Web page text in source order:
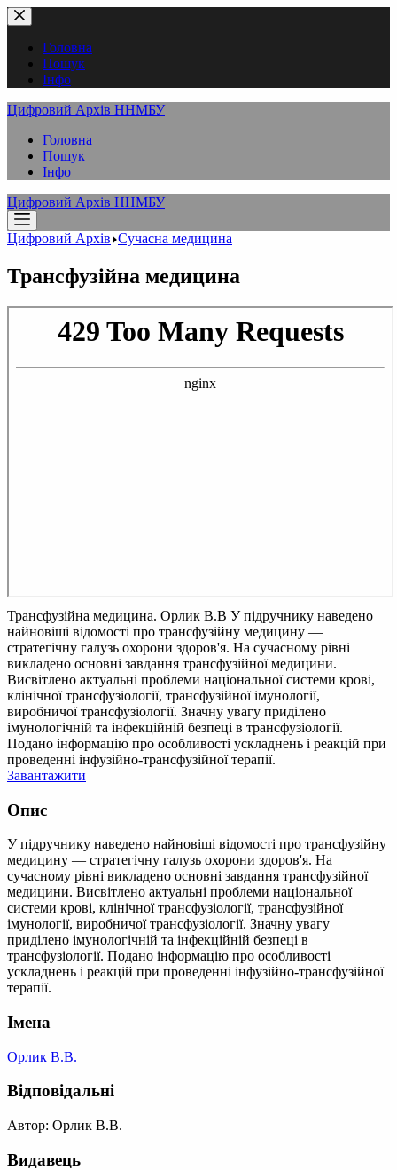
Перейти
до
вмістуГоловна
Пошук
Інфо
Цифровий Архів ННМБУ
Головна
Пошук
Інфо
Цифровий Архів ННМБУ
Цифровий Архів Сучасна медицина
Трансфузійна медицина
Трансфузійна медицина. Орлик В.В У підручнику наведено
найновіші відомості про трансфузійну медицину —
стратегічну галузь охорони здоров'я. На сучасному рівні
викладено основні завдання трансфузійної медицини.
Висвітлено актуальні проблеми національної системи крові,
клінічної трансфузіології, трансфузійної імунології,
виробничої трансфузіології. Значну увагу приділено
імунологічній та інфекційній безпеці в трансфузіології.
Подано інформацію про особливості ускладнень і реакцій при
проведенні інфузійно-трансфузійної терапії.
Завантажити
Опис
У підручнику наведено найновіші відомості про трансфузійну
медицину — стратегічну галузь охорони здоров'я. На
сучасному рівні викладено основні завдання трансфузійної
медицини. Висвітлено актуальні проблеми національної
системи крові, клінічної трансфузіології, трансфузійної
імунології, виробничої трансфузіології. Значну увагу
приділено імунологічній та інфекційній безпеці в
трансфузіології. Подано інформацію про особливості
ускладнень і реакцій при проведенні інфузійно-трансфузійної
терапії.
Імена
Орлик В.В.
Відповідальні
Автор: Орлик В.В.
Видавець